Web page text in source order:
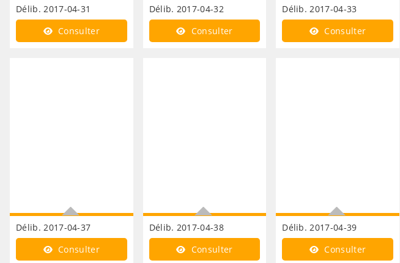
Délib. 2017-04-31
Développement
économique travaux de
Consulter
Délib. 2017-04-32
Développement
économique vente d'une
Consulter
Délib. 2017-04-33
Développement
économique parc d'activité
Consulter
Délib. 2017-04-37
Conservatoire demande de
subvention
Consulter
Délib. 2017-04-38
Conservatoire demande de
subvention DRAC
Consulter
Délib. 2017-04-39
Demande de subvention
CLEA
Consulter